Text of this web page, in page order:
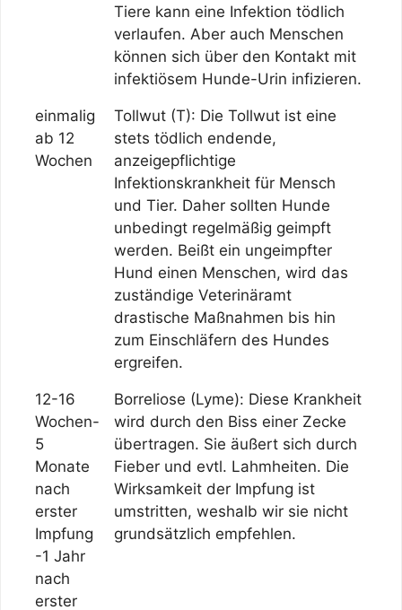
Tiere kann eine Infektion tödlich
verlaufen. Aber auch Menschen
können sich über den Kontakt mit
infektiösem Hunde-Urin infizieren.
einmalig
ab 12
Wochen
Tollwut (T): Die Tollwut ist eine
stets tödlich endende,
anzeigepflichtige
Infektionskrankheit für Mensch
und Tier. Daher sollten Hunde
unbedingt regelmäßig geimpft
werden. Beißt ein ungeimpfter
Hund einen Menschen, wird das
zuständige Veterinäramt
drastische Maßnahmen bis hin
zum Einschläfern des Hundes
ergreifen.
12-16
Wochen-
5
Monate
nach
erster
Impfung
-1 Jahr
nach
erster
Borreliose (Lyme): Diese Krankheit
wird durch den Biss einer Zecke
übertragen. Sie äußert sich durch
Fieber und evtl. Lahmheiten. Die
Wirksamkeit der Impfung ist
umstritten, weshalb wir sie nicht
grundsätzlich empfehlen.